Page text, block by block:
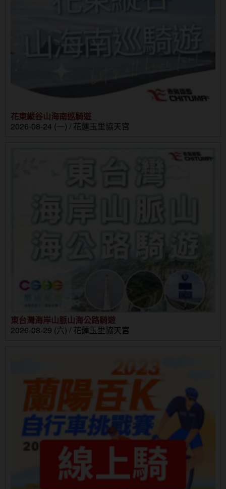
花東縱谷山海南巡騎遊
2026-08-24 (一) / 花蓮玉里協天宮
東台灣海岸山脈山海公路騎遊
2026-08-29 (六) / 花蓮玉里協天宮